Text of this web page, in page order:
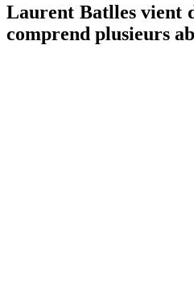
Laurent Batlles vient
comprend plusieurs